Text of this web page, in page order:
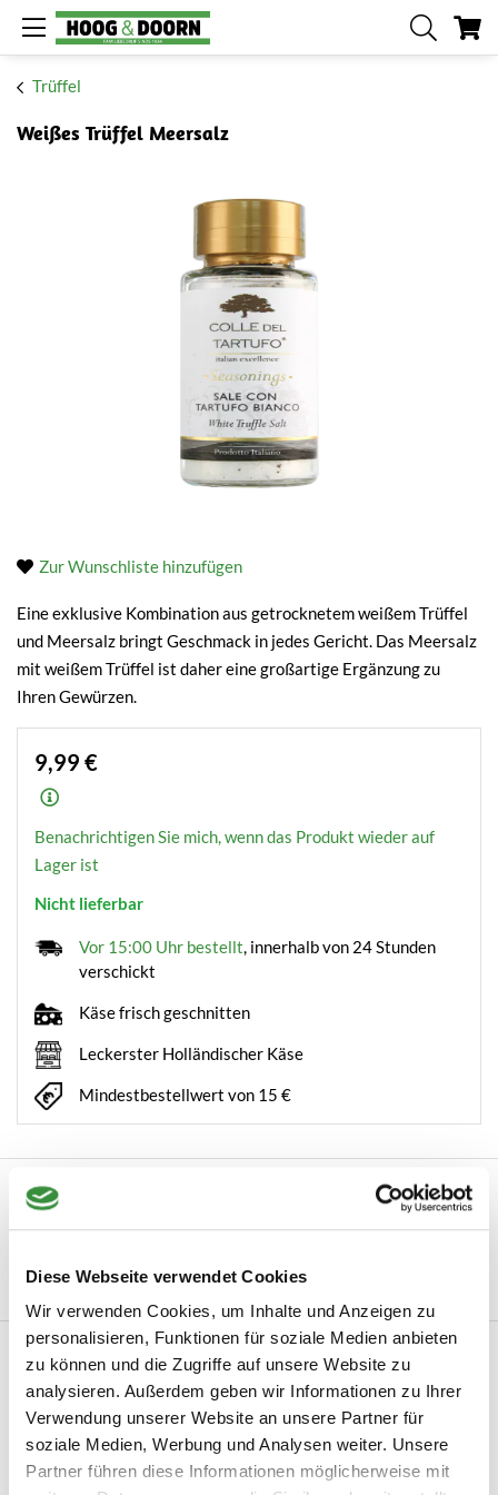
Diese Webseite verwendet Cookies
Wir verwenden Cookies, um Inhalte und Anzeigen zu
personalisieren, Funktionen für soziale Medien anbieten
zu können und die Zugriffe auf unsere Website zu
analysieren. Außerdem geben wir Informationen zu Ihrer
Verwendung unserer Website an unsere Partner für
soziale Medien, Werbung und Analysen weiter. Unsere
Partner führen diese Informationen möglicherweise mit
Trüffel
Weißes Trüffel Meersalz
Zur Wunschliste hinzufügen
Eine exklusive Kombination aus getrocknetem weißem Trüffel
und Meersalz bringt Geschmack in jedes Gericht. Das Meersalz
mit weißem Trüffel ist daher eine großartige Ergänzung zu
Ihren Gewürzen.
9,99 €
Benachrichtigen Sie mich, wenn das Produkt wieder auf
Lager ist
Nicht lieferbar
Vor 15:00 Uhr bestellt, innerhalb von 24 Stunden
verschickt
Käse frisch geschnitten
Leckerster Holländischer Käse
Mindestbestellwert von 15 €
Beschreibung
Meersalz mit weißem Trüffel Entdecken Sie den köstlichen
Mehr lesen
Produktinformation
Artikelnummer Witte truffel zeezout
Hersteller Colle Del Tartufo
Mehr lesen